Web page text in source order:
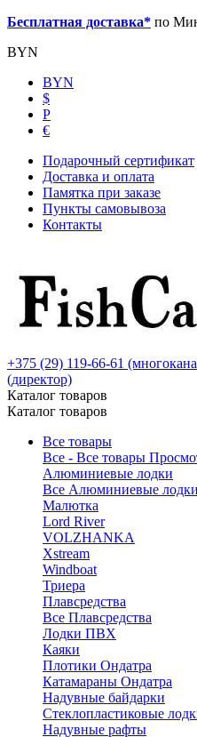
Бесплатная доставка* по
BYN
BYN
$
Р
€
Подарочный сертификат
Доставка и оплата
Памятка при заказе
Пункты самовывоза
Контакты
+375 (29) 119-66-61
(директор)
Каталог товаров
Каталог товаров
Все товары
Все - Все товары
Алюминиевые лодки
Все Алюминиевые лодки
Малютка
Lord River
VOLZHANKA
Xstream
Windboat
Триера
Плавсредства
Все Плавсредства
Лодки ПВХ
Каяки
Плотики Ондатра
Катамараны Ондатра
Надувные байдарки
Стеклопластиковые
Надувные рафты